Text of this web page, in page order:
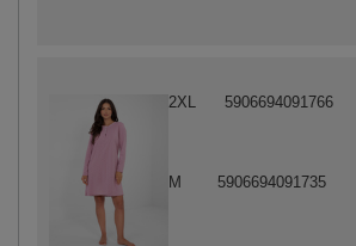
2XL 5906694091766
M 5906694091735